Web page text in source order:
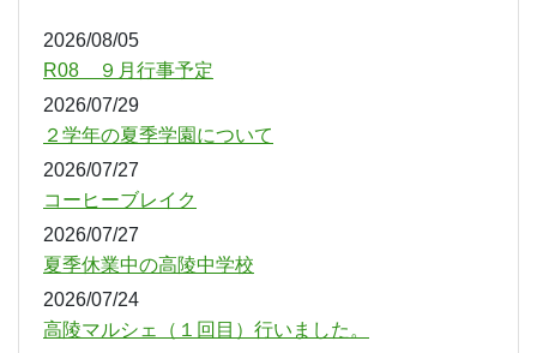
2026/08/05
R08 ９月行事予定
2026/07/29
２学年の夏季学園について
2026/07/27
コーヒーブレイク
2026/07/27
夏季休業中の高陵中学校
2026/07/24
高陵マルシェ（１回目）行いました。